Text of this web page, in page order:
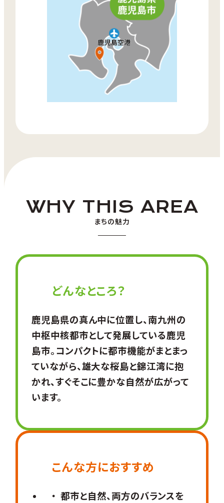
WHY THIS AREA
まちの魅力
どんなところ？
鹿児島県の真ん中に位置し、南九州の
中枢中核都市として発展している鹿児
島市。コンパクトに都市機能がまとまっ
ていながら、雄大な桜島と錦江湾に抱
かれ、すぐそこに豊かな自然が広がって
います。
こんな方におすすめ
都市と自然、両方のバランスを